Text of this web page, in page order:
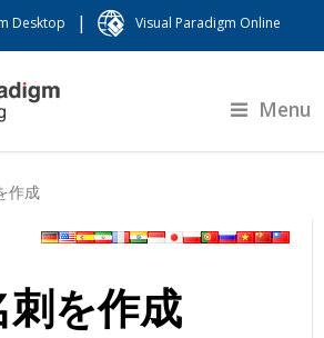
Desktop | Visual Paradigm Online
Menu
作成
を作成